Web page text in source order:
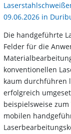
09.06.2026 in
Die handgeführte
Felder für die
konventionellen
kaum durchführen
erfolgreich
beispielsweise
mobilen